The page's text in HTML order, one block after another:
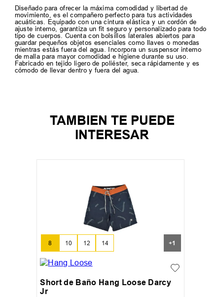
Diseñado para ofrecer la máxima comodidad y libertad de
movimiento, es el compañero perfecto para tus actividades
acuáticas. Equipado con una cintura elástica y un cordón de
ajuste interno, garantiza un fit seguro y personalizado para todo
tipo de cuerpos. Cuenta con bolsillos laterales abiertos para
guardar pequeños objetos esenciales como llaves o monedas
mientras estás fuera del agua. Incorpora un suspensor interno
de malla para mayor comodidad e higiene durante su uso.
Fabricado en tejido ligero de poliéster, seca rápidamente y es
cómodo de llevar dentro y fuera del agua.
TAMBIEN TE PUEDE
INTERESAR
10 12 14
8 +1
Short de Baño Hang Loose Darcy
Jr